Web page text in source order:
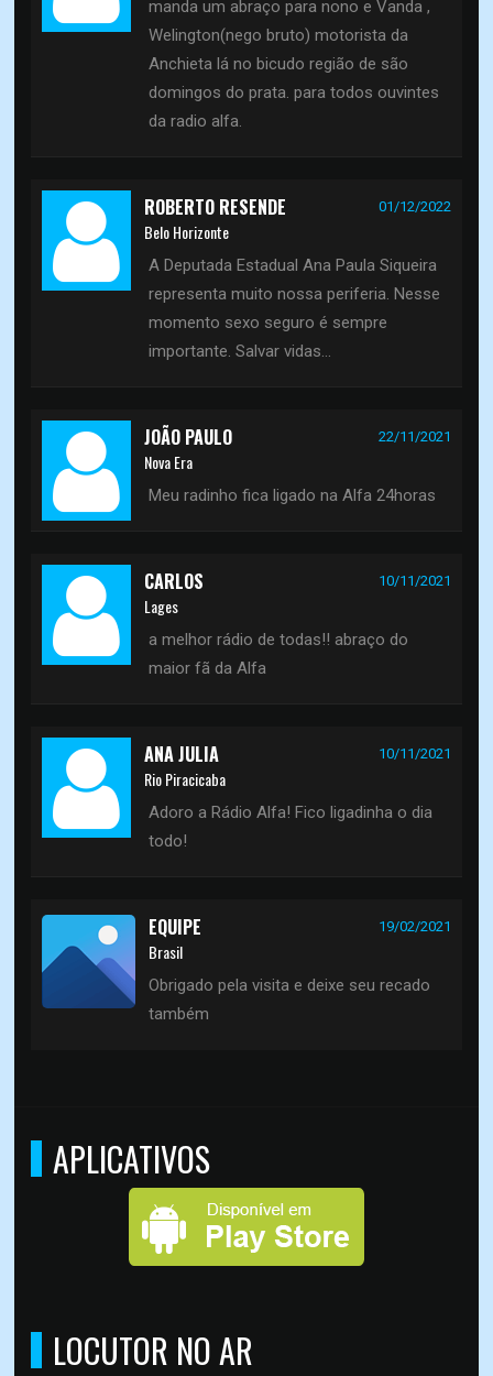
manda um abraço para nono e Vanda ,
Welington(nego bruto) motorista da
Anchieta lá no bicudo região de são
domingos do prata. para todos ouvintes
da radio alfa.
ROBERTO RESENDE 01/12/2022
Belo Horizonte
A Deputada Estadual Ana Paula Siqueira
representa muito nossa periferia. Nesse
momento sexo seguro é sempre
importante. Salvar vidas...
JOÃO PAULO 22/11/2021
Nova Era
Meu radinho fica ligado na Alfa 24horas
CARLOS 10/11/2021
Lages
a melhor rádio de todas!! abraço do
maior fã da Alfa
ANA JULIA 10/11/2021
Rio Piracicaba
Adoro a Rádio Alfa! Fico ligadinha o dia
todo!
EQUIPE 19/02/2021
Brasil
Obrigado pela visita e deixe seu recado
também
APLICATIVOS
LOCUTOR NO AR